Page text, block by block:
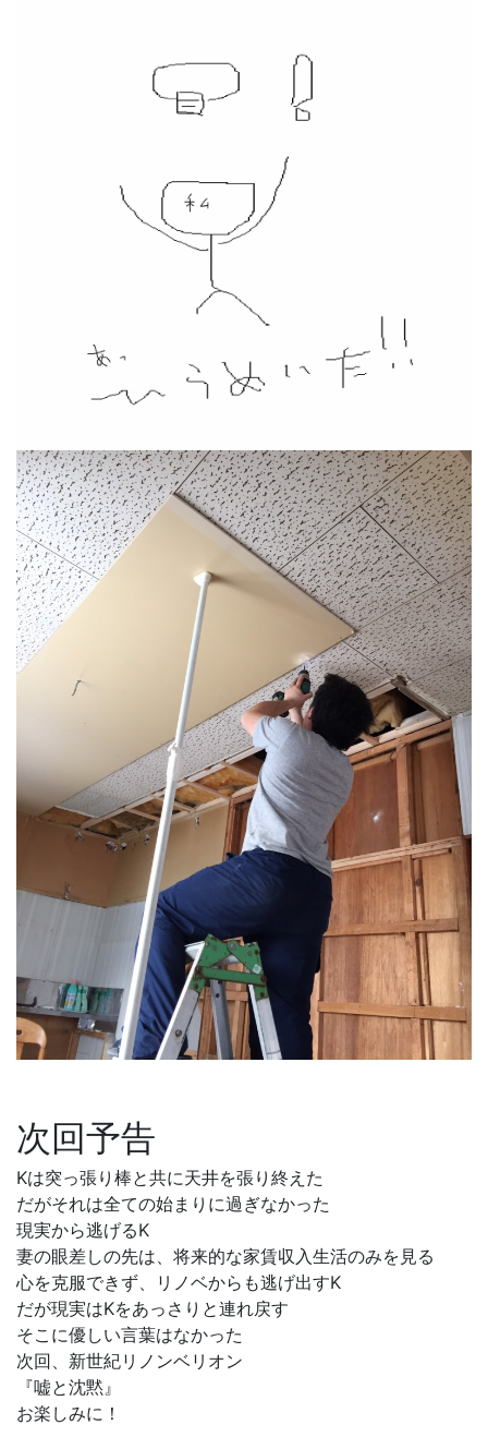
次回予告
Kは突っ張り棒と共に天井を張り終えた
だがそれは全ての始まりに過ぎなかった
現実から逃げるK
妻の眼差しの先は、将来的な家賃収入生活のみを見る
心を克服できず、リノベからも逃げ出すK
だが現実はKをあっさりと連れ戻す
そこに優しい言葉はなかった
次回、新世紀リノンベリオン
『嘘と沈黙』
お楽しみに！